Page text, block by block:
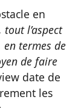
en
l’aspect
termes de
de faire
date de
les